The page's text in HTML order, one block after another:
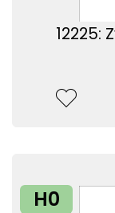
12225:
H0